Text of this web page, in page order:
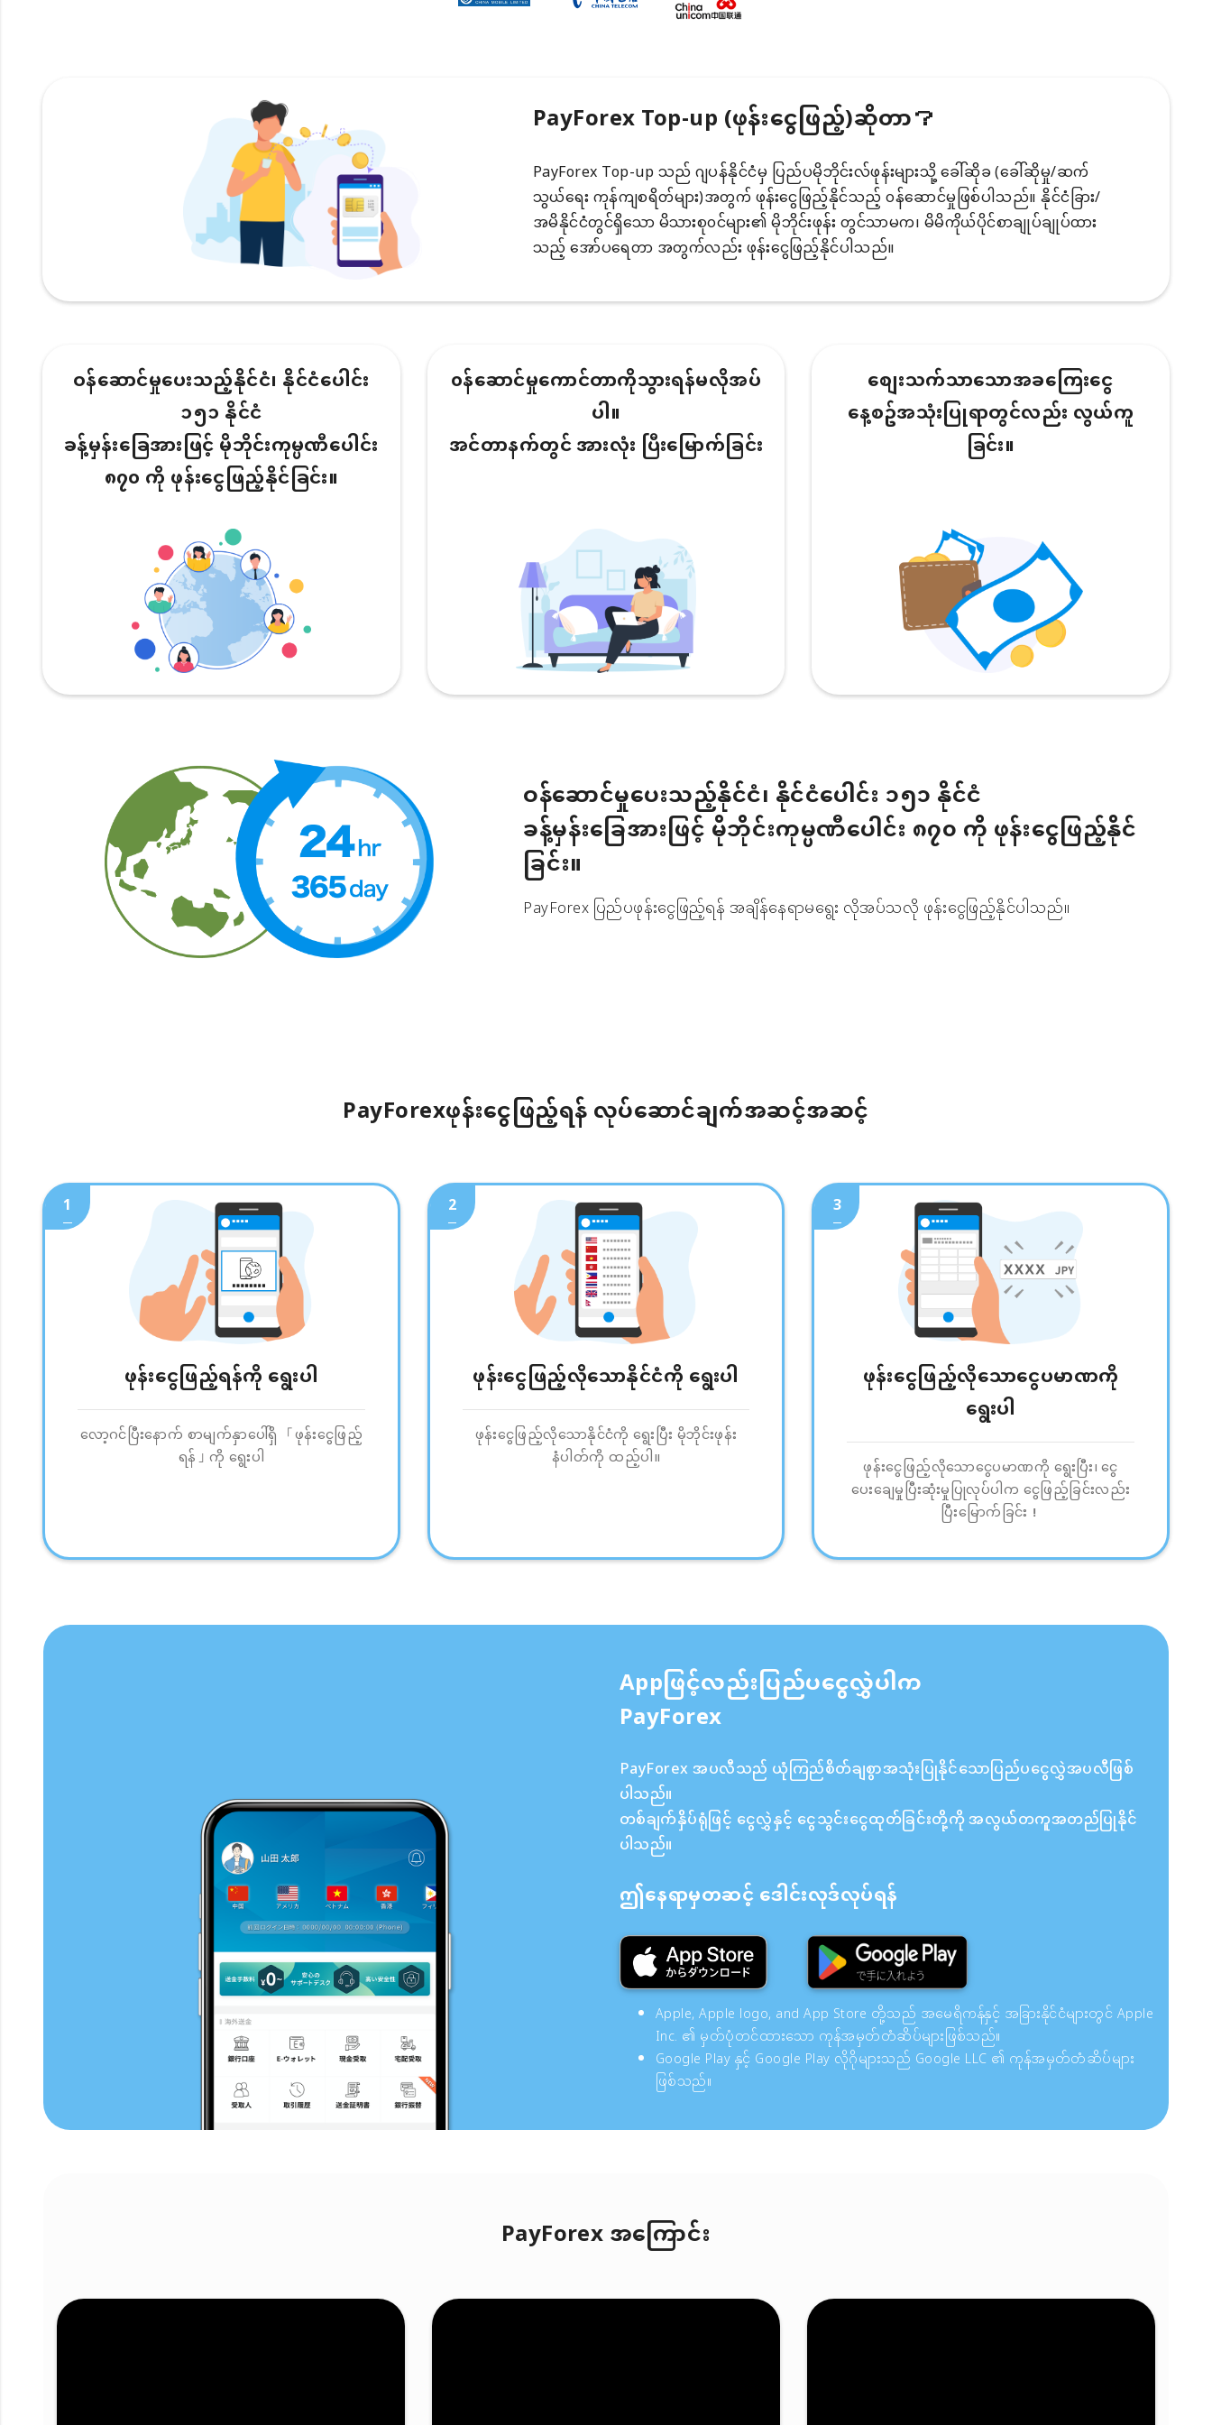
PayForex Top-up (ဖုန်းငွေဖြည့်)ဆိုတာ？
PayForex Top-up သည် ဂျပန်နိုင်ငံမှ ပြည်ပမိုဘိုင်းလ်ဖုန်းများသို့ ခေါ်ဆိုခ (ခေါ်ဆိုမှု/ဆက်
သွယ်ရေး ကုန်ကျစရိတ်များ)အတွက် ဖုန်းငွေဖြည့်နိုင်သည့် ၀န်ဆောင်မှုဖြစ်ပါသည်။ နိုင်ငံခြား/
အမိနိုင်ငံတွင်ရှိသော မိသားစု၀င်များ၏ မိုဘိုင်းဖုန်း တွင်သာမက၊ မိမိကိုယ်ပိုင်စာချုပ်ချုပ်ထား
သည့် အော်ပရေတာ အတွက်လည်း ဖုန်းငွေဖြည့်နိုင်ပါသည်။
ဝန်ဆောင်မှုပေးသည့်နိုင်ငံ၊ နိုင်ငံပေါင်း
၁၅၁ နိုင်ငံ
ခန့်မှန်းခြေအားဖြင့် မိုဘိုင်းကုမ္ပဏီပေါင်း
၈၇၀ ကို ဖုန်းငွေဖြည့်နိုင်ခြင်း။
၀န်ဆောင်မှုကောင်တာကိုသွားရန်မလိုအပ်
ပါ။
အင်တာနက်တွင် အားလုံး ပြီးမြောက်ခြင်း
စျေးသက်သာသောအခကြေးငွေ
နေ့စဥ်အသုံးပြုရာတွင်လည်း လွယ်ကူ
ခြင်း။
ဝန်ဆောင်မှုပေးသည့်နိုင်ငံ၊ နိုင်ငံပေါင်း ၁၅၁ နိုင်ငံ
ခန့်မှန်းခြေအားဖြင့် မိုဘိုင်းကုမ္ပဏီပေါင်း ၈၇၀ ကို ဖုန်းငွေဖြည့်နိုင်
ခြင်း။
PayForex ပြည်ပဖုန်းငွေဖြည့်ရန် အချိန်နေရာမရွေး လိုအပ်သလို ဖုန်းငွေဖြည့်နိုင်ပါသည်။
PayForexဖုန်းငွေဖြည့်ရန် လုပ်ဆောင်ချက်အဆင့်အဆင့်
1
ဖုန်းငွေဖြည့်ရန်ကို ရွေးပါ
လော့ဂင်ပြီးနောက် စာမျက်နှာပေါ်ရှိ 「ဖုန်းငွေဖြည့်
ရန်」ကို ရွေးပါ
2
ဖုန်းငွေဖြည့်လိုသောနိုင်ငံကို ရွေးပါ
ဖုန်းငွေဖြည့်လိုသောနိုင်ငံကို ရွေးပြီး မိုဘိုင်းဖုန်း
နံပါတ်ကို ထည့်ပါ။
3
ဖုန်းငွေဖြည့်လိုသောငွေပမာဏကို
ရွေးပါ
ဖုန်းငွေဖြည့်လိုသောငွေပမာဏကို ရွေးပြီး၊ ငွေ
ပေးချေမှုပြီးဆုံးမှုပြုလုပ်ပါက ငွေဖြည့်ခြင်းလည်း
ပြီးမြောက်ခြင်း！
Appဖြင့်လည်းပြည်ပငွေလွှဲပါက
PayForex
PayForex အပလီသည် ယုံကြည်စိတ်ချစွာအသုံးပြုနိုင်သောပြည်ပငွေလွှဲအပလီဖြစ်
ပါသည်။
တစ်ချက်နှိပ်ရုံဖြင့် ငွေလွှဲနှင့် ငွေသွင်းငွေထုတ်ခြင်းတို့ကို အလွယ်တကူအတည်ပြုနိုင်
ပါသည်။
ဤနေရာမှတဆင့် ဒေါင်းလုဒ်လုပ်ရန်
Apple, Apple logo, and App Store တို့သည် အမေရိကန်နှင့် အခြားနိုင်ငံများတွင် Apple
Inc. ၏ မှတ်ပုံတင်ထားသော ကုန်အမှတ်တံဆိပ်များဖြစ်သည်။
Google Play နှင့် Google Play လိုဂိုများသည် Google LLC ၏ ကုန်အမှတ်တံဆိပ်များ
ဖြစ်သည်။
PayForex အကြောင်း